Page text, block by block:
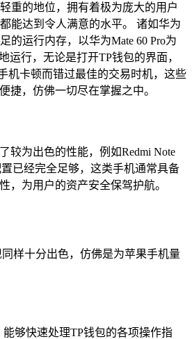
重的地位，拥有着极为庞大的用户
能达到令人满意的水平。 诸如华为
的运行内存，以华为Mate 60 Pro为
行，无论是打开TP钱包的界面，
机卡顿而错过最佳的交易时机，这些
捷，仿佛一切尽在掌握之中。
较为出色的性能，例如Redmi Note
已经完全足够，这类手机通常具备
，为用户的资产安全保驾护航。
样十分出色，仿佛是为苹果手机量
够快速处理TP钱包的各项操作指